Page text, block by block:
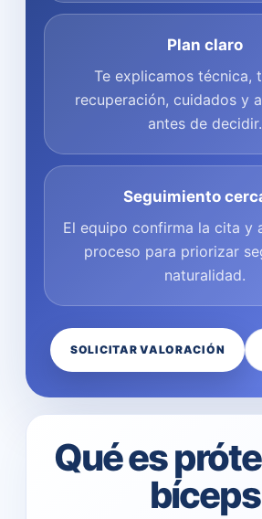
Plan claro
Te explicamos técnica,
recuperación, cuidados y
antes de decidir.
Seguimiento
El equipo confirma la cita y
proceso para priorizar
naturalidad.
SOLICITAR VALORACIÓN
Qué es
bíceps